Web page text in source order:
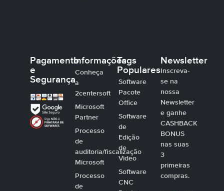
Pagamento
e
Segurança
Informações
Conheça
a
2centersoft
Microsoft
Partner
Processo
de
auditoria/fiscalização
Microsoft
Processo
de
Tags
Populares
Software
Pacote
Office
Software
de
Edição
de
Video
Software
CNC
Newsletter
Inscreva-
se na
nossa
Newsletter
e ganhe
CASHBACK
BONUS
nas suas
3
primeiras
compras.